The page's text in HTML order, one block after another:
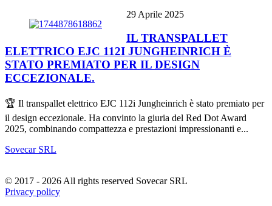
29 Aprile 2025
IL TRANSPALLET
ELETTRICO EJC 112I JUNGHEINRICH È
STATO PREMIATO PER IL DESIGN
ECCEZIONALE.
🏆 Il transpallet elettrico EJC 112i Jungheinrich è stato premiato per
il design eccezionale. Ha convinto la giuria del Red Dot Award
2025, combinando compattezza e prestazioni impressionanti e...
Sovecar SRL
© 2017 - 2026 All rights reserved Sovecar SRL
Privacy policy